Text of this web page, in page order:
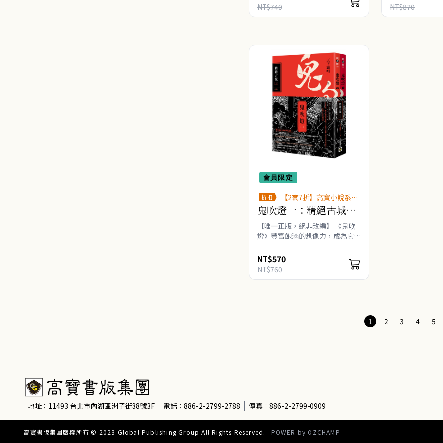
自我和解故事 萬名網友哭濕枕
頭，後勁超強..
NT$740
附‧性單戀者×
焦慮症患者 新人..
NT$870
會員限定
折扣
【2套7折】高寶小說系列
全圖鑑書展
鬼吹燈一：精絕古城
（上）（下）套書：電
視劇《鬼吹燈之精絕古
【唯一正版，絕非改編】 《鬼吹
燈》豐富飽滿的想像力，成為它最
《時代週刊》 豆瓣超高評分7.9
分，25萬名網友盛..
NT$570
NT$760
1 2 3 4 5
地址：11493 台北市內湖區洲子街88號3F 電話：886-2-2799-2788 傳真：886-2-2799-0909
高寶書版集團版權所有 © 2023 Global Publishing Group All Rights Reserved. POWER by OZCHAMP